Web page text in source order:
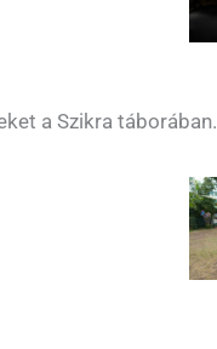
a Szikra táborában.